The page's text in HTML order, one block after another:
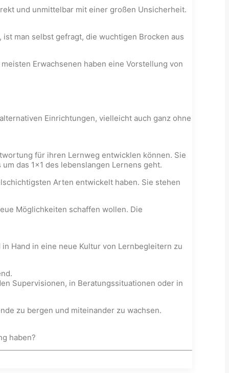
und unmittelbar mit einer großen Unsicherheit.
man selbst gefragt, die wuchtigen Brocken aus
Erwachsenen haben eine Vorstellung von
Einrichtungen, vielleicht auch ganz ohne
für ihren Lernweg entwicklen können. Sie
das 1x1 des lebenslangen Lernens geht.
Arten entwickelt haben. Sie stehen
Möglichkeiten schaffen wollen. Die
Hand in eine neue Kultur von Lernbegleitern zu
Supervisionen, in Beratungssituationen oder in
zu bergen und miteinander zu wachsen.
haben?